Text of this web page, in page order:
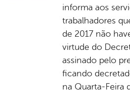
informa aos
trabalhadores
de 2017 não
virtude do
assinado pelo
ficando
na Quarta-Feira